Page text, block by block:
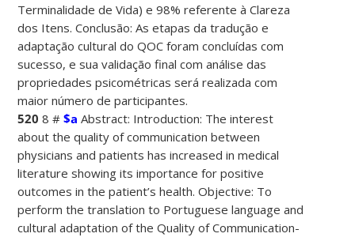
Terminalidade de Vida) e 98% referente à Clareza
dos Itens. Conclusão: As etapas da tradução e
adaptação cultural do QOC foram concluídas com
sucesso, e sua validação final com análise das
propriedades psicométricas será realizada com
maior número de participantes.
520 8 #$a Abstract: Introduction: The interest
about the quality of communication between
physicians and patients has increased in medical
literature showing its importance for positive
outcomes in the patient’s health. Objective: To
perform the translation to Portuguese language and
cultural adaptation of the Quality of Communication-